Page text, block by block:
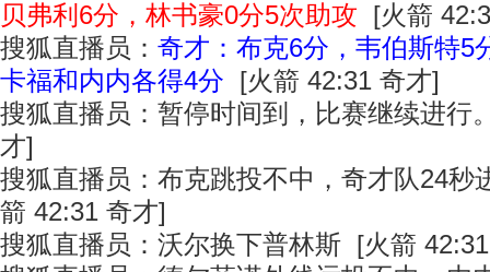
贝弗利6分，林书豪0分5次助攻 [火箭
搜狐直播员： 奇才：布克6分，韦伯斯特5
卡福和内内各得4分 [火箭 42:31 奇才]
搜狐直播员：暂停时间到，比赛继续进行
才]
搜狐直播员：布克跳投不中，奇才队24秒
箭 42:31 奇才]
搜狐直播员：沃尔换下普林斯 [火箭